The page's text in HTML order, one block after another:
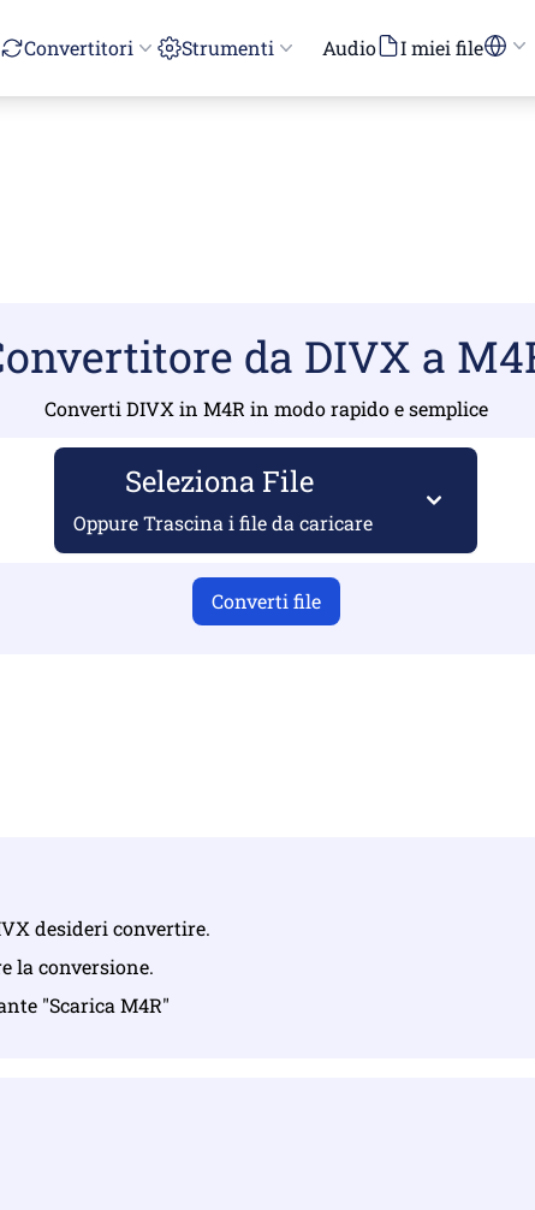
Convertitori Strumenti Audio I miei file
da DIVX a
Converti DIVX in M4R in modo rapido e semplice
Seleziona File
Oppure Trascina i file da caricare
Converti file
desideri convertire.
la conversione.
"Scarica M4R"